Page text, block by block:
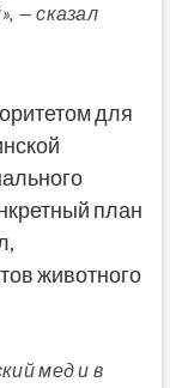
— сказал
для
план
животного
мед и в